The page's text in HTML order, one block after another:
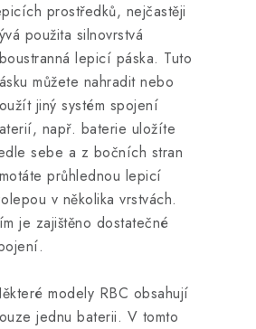
prostředků, nejčastěji
použita silnovrstvá
lepicí páska. Tuto
můžete nahradit nebo
jiný systém spojení
např. baterie uložíte
sebe a z bočních stran
průhlednou lepicí
v několika vrstvách.
je zajištěno dostatečné
modely RBC obsahují
jednu baterii. V tomto